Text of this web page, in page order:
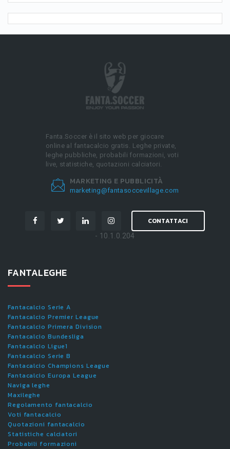
Fanta.Soccer è il sito web per giocare
online al fantacalcio gratis. Leghe private,
leghe pubbliche, probabili formazioni, voti
live, statistiche, quotazioni calciatori.
MARKETING E PUBBLICITÀ
marketing@fantasoccevillage.com
CONTATTACI
- 10.1.0.204
FANTALEGHE
Fantacalcio Serie A
Fantacalcio Premier League
Fantacalcio Primera Division
Fantacalcio Bundesliga
Fantacalcio Ligue1
Fantacalcio Serie B
Fantacalcio Champions League
Fantacalcio Europa League
Naviga leghe
Maxileghe
Regolamento fantacalcio
Voti fantacalcio
Quotazioni fantacalcio
Statistiche calciatori
Probabili formazioni